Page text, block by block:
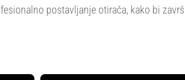
postavljanje otirača, kako bi